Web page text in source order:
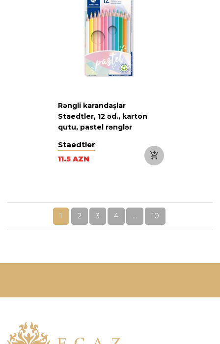
Rəngli karandaşlar
Staedtler, 12 əd., karton
qutu, pastel rənglər
Staedtler
11.5 AZN
1 2 3 4 ... 10